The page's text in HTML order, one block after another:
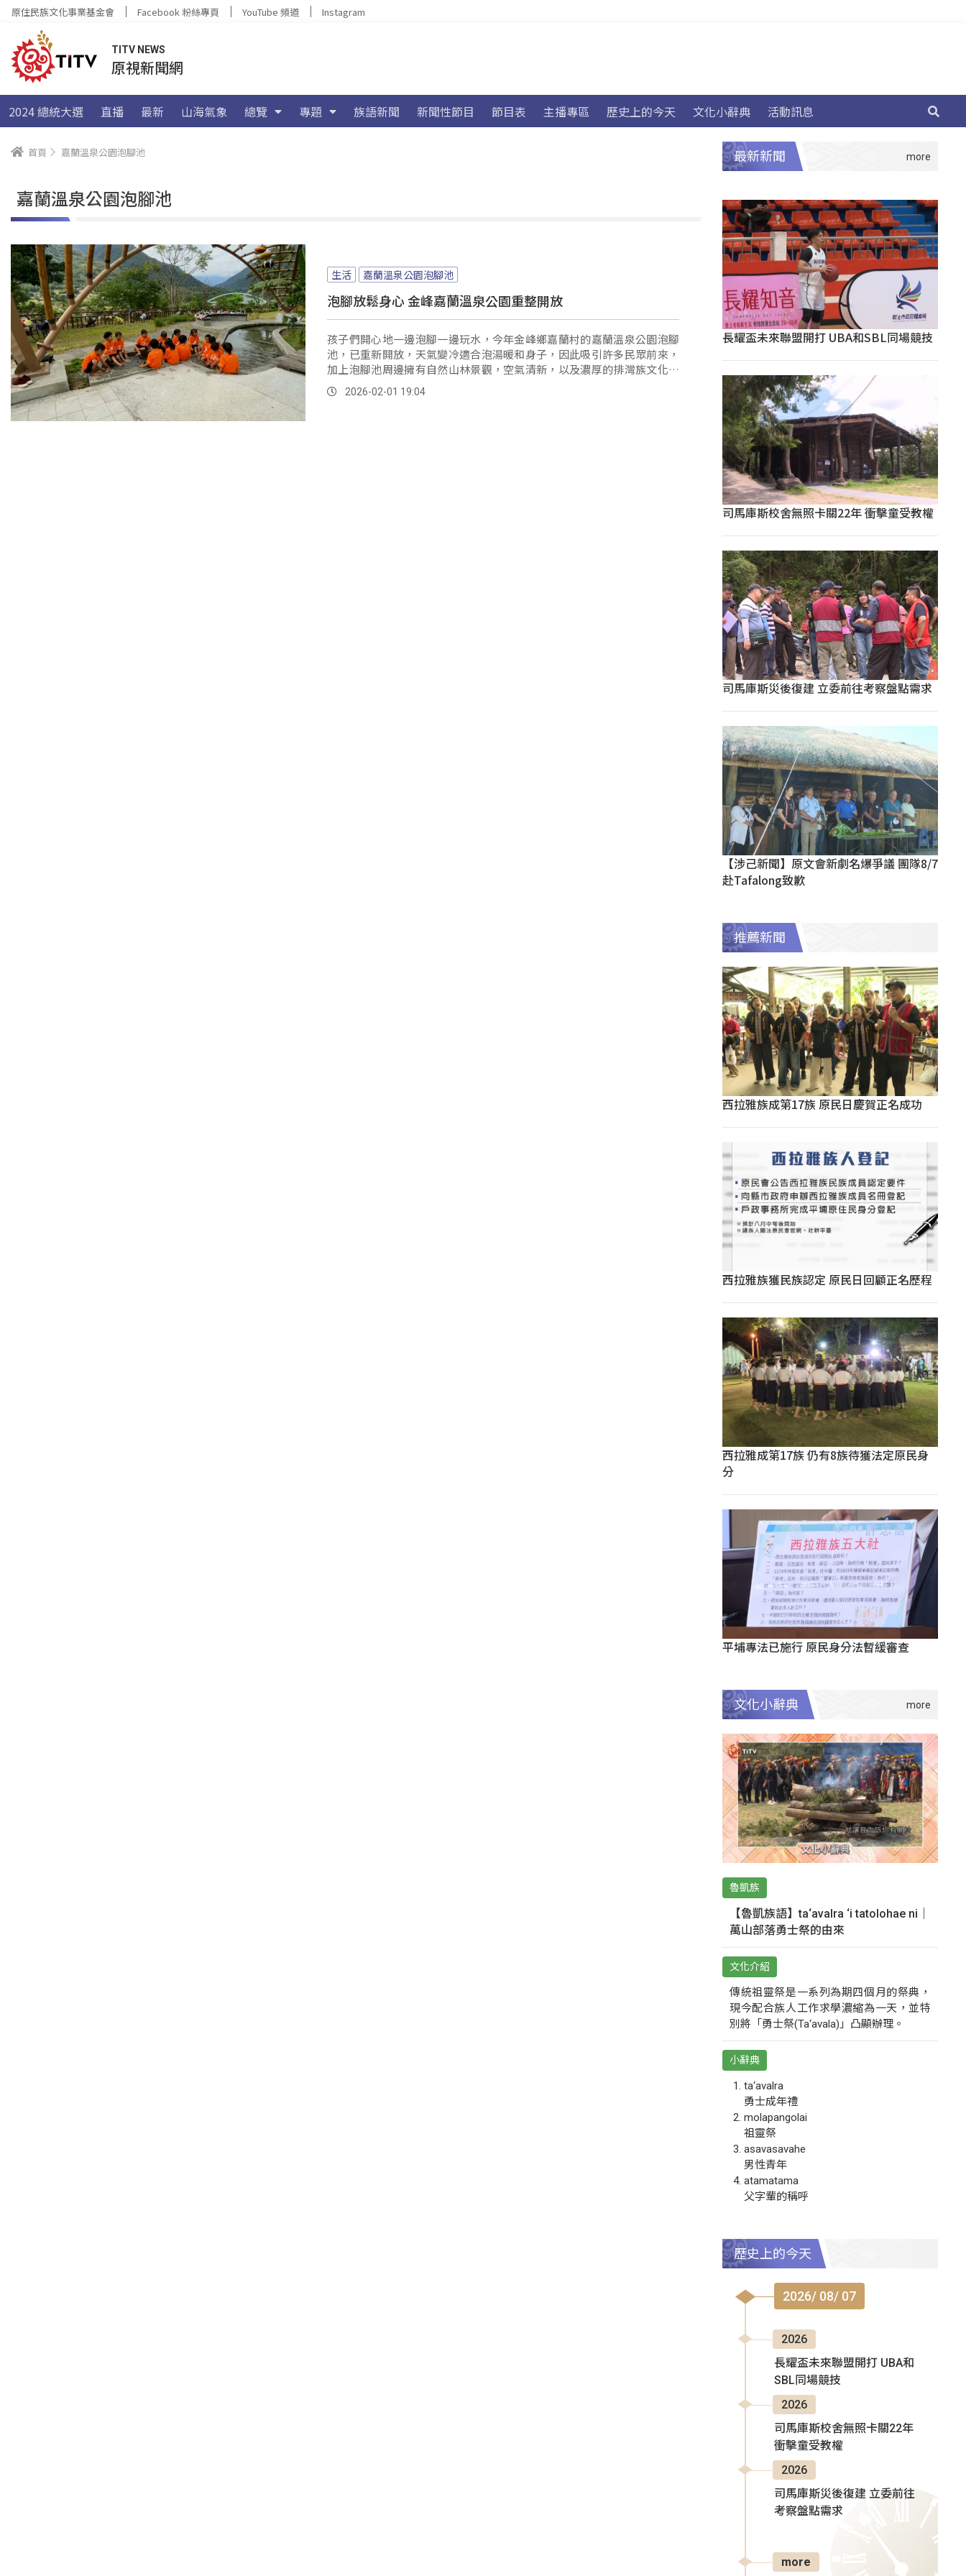
原住民族文化事業基金會 Facebook 粉絲專頁 YouTube 頻道 Instagram
TITV NEWS
原視新聞網
2024 總統大選 直播 最新 山海氣象 總覽 專題 族語新聞 新聞性節目 節目表 主播專區 歷史上的今天 文化小辭典 活動訊息
首頁 嘉蘭溫泉公園泡腳池
嘉蘭溫泉公園泡腳池
生活 嘉蘭溫泉公園泡腳池
泡腳放鬆身心 金峰嘉蘭溫泉公園重整開放
孩子們開心地一邊泡腳一邊玩水，今年金峰鄉嘉蘭村的嘉蘭溫泉公園泡腳
池，已重新開放，天氣變冷適合泡湯暖和身子，因此吸引許多民眾前來，
加上泡腳池周邊擁有自然山林景觀，空氣清新，以及濃厚的排灣族文化元
素，讓整體感受不只是泡腳，更像是一場身心靈的慢活旅行。
2026-02-01 19:04
最新新聞
長耀盃未來聯盟開打 UBA和SBL同場競技
司馬庫斯校舍無照卡關22年 衝擊童受教權
司馬庫斯災後復建 立委前往考察盤點需求
【涉己新聞】原文會新劇名爆爭議 團隊8/7
赴Tafalong致歉
推薦新聞
西拉雅族成第17族 原民日慶賀正名成功
西拉雅族獲民族認定 原民日回顧正名歷程
西拉雅成第17族 仍有8族待獲法定原民身
分
平埔專法已施行 原民身分法暫緩審查
文化小辭典
魯凱族
【魯凱族語】ta‘avalra ‘i tatolohae ni｜
萬山部落勇士祭的由來
文化介紹
傳統祖靈祭是一系列為期四個月的祭典，
現今配合族人工作求學濃縮為一天，並特
別將「勇士祭(Ta‘avala)」凸顯辦理。
小辭典
ta‘avalra
勇士成年禮
molapangolai
祖靈祭
asavasavahe
男性青年
atamatama
父字輩的稱呼
歷史上的今天
2026/ 08/ 07
2026
長耀盃未來聯盟開打 UBA和
SBL同場競技
2026
司馬庫斯校舍無照卡關22年
衝擊童受教權
2026
司馬庫斯災後復建 立委前往
考察盤點需求
more